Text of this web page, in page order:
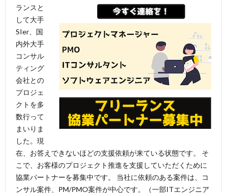
ランスと
して大手
SIer、国
内外大手
コンサル
ティング
会社との
プロジェ
クトを多
数行って
まいりま
した。現
在、お答えできないほどの支援依頼が来ている状態です。 そ
こで、お客様のプロジェクト推進を支援していただくために
協業パートナーを募集中です。 当社に依頼のある案件は、コ
ンサル案件、PM/PMO案件が中心です。（一部ITエンジニア